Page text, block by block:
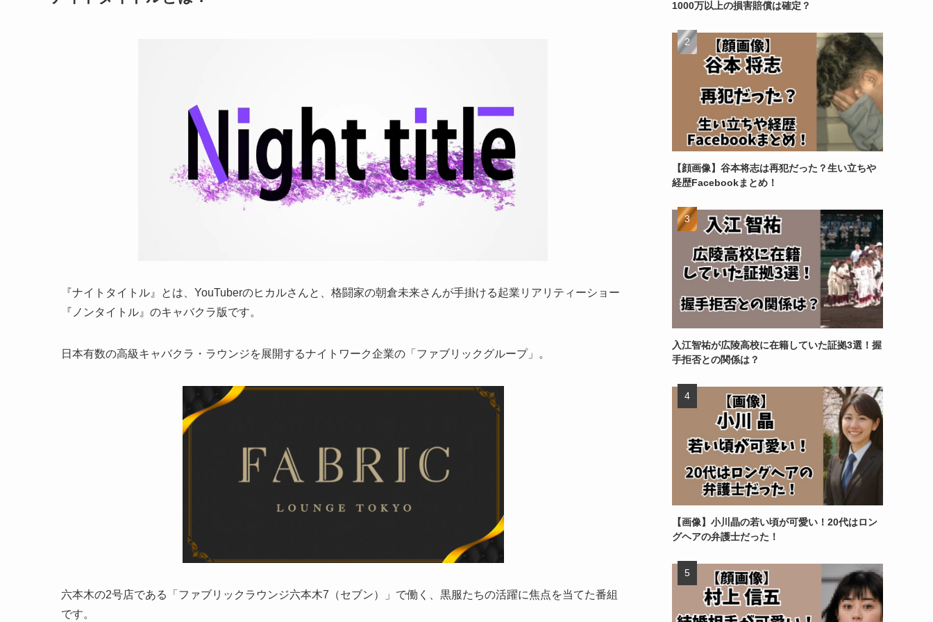
『ナイトタイトル』とは、YouTuberのヒカルさんと、格闘家の朝倉未来さんが手掛ける起業リアリティーショー
『ノンタイトル』のキャバクラ版です。
日本有数の高級キャバクラ・ラウンジを展開するナイトワーク企業の「ファブリックグループ」。
六本木の2号店である「ファブリックラウンジ六本木7（セブン）」で働く、黒服たちの活躍に焦点を当てた番組
です。
1000万以上の損害賠償は確定？
【顔画像】谷本将志は再犯だった？生い立ちや
経歴Facebookまとめ！
入江智祐が広陵高校に在籍していた証拠3選！握
手拒否との関係は？
【画像】小川晶の若い頃が可愛い！20代はロン
グヘアの弁護士だった！